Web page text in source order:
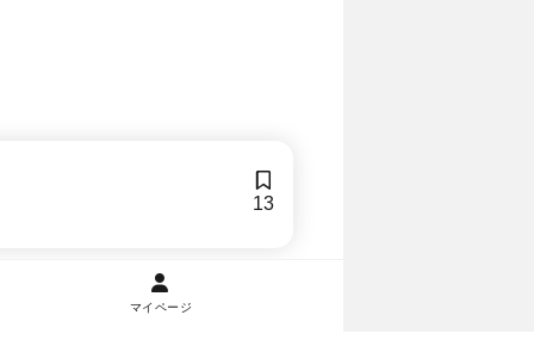
13
マイページ